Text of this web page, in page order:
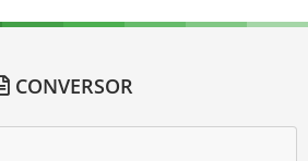
CONVERSOR